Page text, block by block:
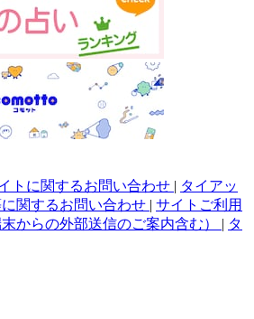
トに関するお問い合わせ | タイアッ
関するお問い合わせ | サイトご利用
からの外部送信のご案内含む） | タ